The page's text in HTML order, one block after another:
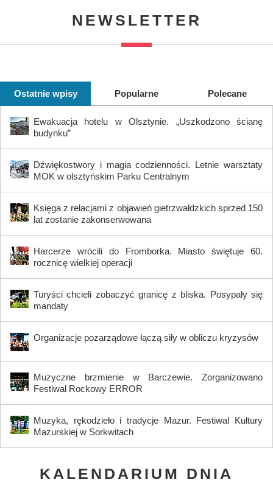
NEWSLETTER
Ostatnie wpisy Popularne Polecane
Ewakuacja hotelu w Olsztynie. „Uszkodzono ścianę
budynku”
Dźwiękostwory i magia codzienności. Letnie warsztaty
MOK w olsztyńskim Parku Centralnym
Księga z relacjami z objawień gietrzwałdzkich sprzed 150
lat zostanie zakonserwowana
Harcerze wrócili do Fromborka. Miasto świętuje 60.
rocznicę wielkiej operacji
Turyści chcieli zobaczyć granicę z bliska. Posypały się
mandaty
Organizacje pozarządowe łączą siły w obliczu kryzysów
Muzyczne brzmienie w Barczewie. Zorganizowano
Festiwal Rockowy ERROR
Muzyka, rękodzieło i tradycje Mazur. Festiwal Kultury
Mazurskiej w Sorkwitach
KALENDARIUM DNIA